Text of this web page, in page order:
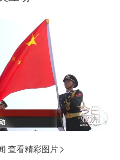
查看精彩图片